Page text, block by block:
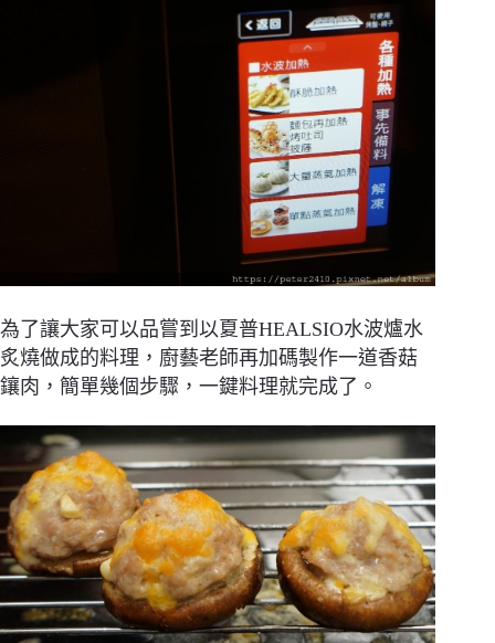
為了讓大家可以品嘗到以夏普HEALSIO水波爐水
炙燒做成的料理，廚藝老師再加碼製作一道香菇
鑲肉，簡單幾個步驟，一鍵料理就完成了。